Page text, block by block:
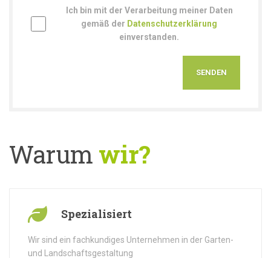
Ich bin mit der Verarbeitung meiner Daten
gemäß der Datenschutzerklärung
einverstanden.
Warum wir?
Spezialisiert
Wir sind ein fachkundiges Unternehmen in der Garten-
und Landschaftsgestaltung